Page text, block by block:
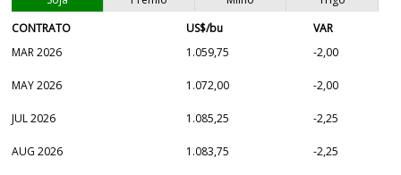
CONTRATO
US$/bu
VAR
MAR 2026
1.059,75 -2,00
MAY 2026 1.072,00 -2,00
JUL 2026 1.085,25 -2,25
AUG 2026 1.083,75 -2,25